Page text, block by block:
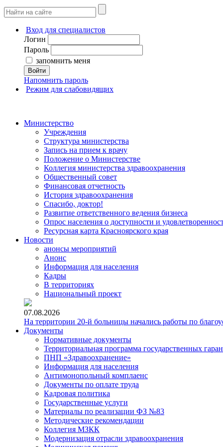
Вход для специалистов
Логин
Пароль
запомнить меня
Войти
Напомнить пароль
Режим для слабовидящих
Министерство
Учреждения
Структура министерства
Запись на прием к врачу
Положение о Министерстве
Коллегия министерства здравоохранения
Общественный совет
Финансовая отчетность
История здравоохранения
Спасибо, доктор!
Развитие ответственного ведения бизнеса
Опрос населения о доступности и
Ресурсная карта Красноярского края
Новости
анонсы мероприятий
Анонс
Информация для населения
Кадры
В территориях
Национальный проект
07.08.2026
На территории 20-й больницы начались работы по
Документы
Нормативные документы
Территориальная программа государственных
ПНП «Здравоохранение»
Информация для населения
Антимонопольный комплаенс
Документы по оплате труда
Кадровая политика
Государственные услуги
Материалы по реализации ФЗ №83
Методические рекомендации
Коллегия МЗКК
Модернизация отрасли здравоохранения